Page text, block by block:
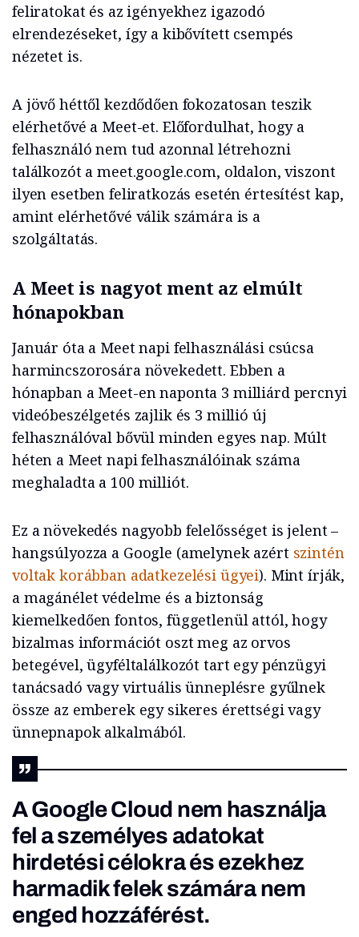
feliratokat és az igényekhez igazodó
elrendezéseket, így a kibővített csempés
nézetet is.
A jövő héttől kezdődően fokozatosan teszik
elérhetővé a Meet-et. Előfordulhat, hogy a
felhasználó nem tud azonnal létrehozni
találkozót a meet.google.com, oldalon, viszont
ilyen esetben feliratkozás esetén értesítést kap,
amint elérhetővé válik számára is a
szolgáltatás.
A Meet is nagyot ment az elmúlt
hónapokban
Január óta a Meet napi felhasználási csúcsa
harmincszorosára növekedett. Ebben a
hónapban a Meet-en naponta 3 milliárd percnyi
videóbeszélgetés zajlik és 3 millió új
felhasználóval bővül minden egyes nap. Múlt
héten a Meet napi felhasználóinak száma
meghaladta a 100 milliót.
Ez a növekedés nagyobb felelősséget is jelent –
hangsúlyozza a Google (amelynek azért szintén
voltak korábban adatkezelési ügyei). Mint írják,
a magánélet védelme és a biztonság
kiemelkedően fontos, függetlenül attól, hogy
bizalmas információt oszt meg az orvos
betegével, ügyféltalálkozót tart egy pénzügyi
tanácsadó vagy virtuális ünneplésre gyűlnek
össze az emberek egy sikeres érettségi vagy
ünnepnapok alkalmából.
A Google Cloud nem használja
fel a személyes adatokat
hirdetési célokra és ezekhez
harmadik felek számára nem
enged hozzáférést.